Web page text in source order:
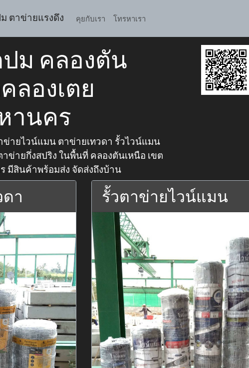
ตาข่ายแรงดึง คุยกับเรา โทรหาเรา
ม คลองตัน
ลองเตย
านคร
ายไวน์แมน ตาข่ายเทวดา รั้วไวน์แมน
ข่ายกึ่งสปริง ในพื้นที่ คลองตันเหนือ เขต
มีสินค้าพร้อมส่ง จัดส่งถึงบ้าน
า รั้วตาข่ายไวน์แมน